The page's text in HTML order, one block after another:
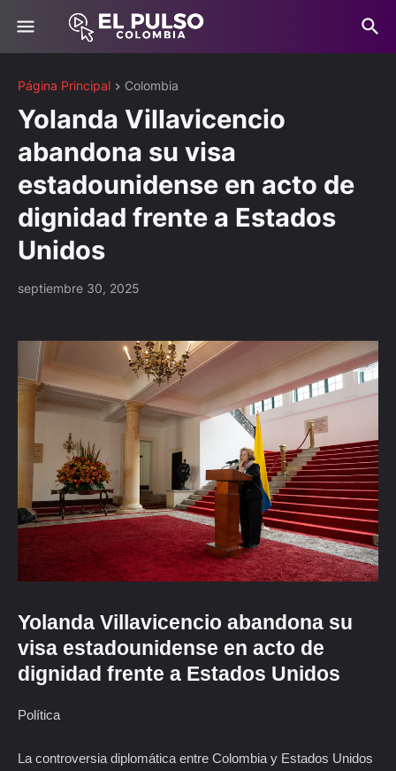
Página Principal Colombia
Yolanda Villavicencio
abandona su visa
estadounidense en acto de
dignidad frente a Estados
Unidos
septiembre 30, 2025
Yolanda Villavicencio abandona su
visa estadounidense en acto de
dignidad frente a Estados Unidos
Política
La controversia diplomática entre Colombia y Estados Unidos